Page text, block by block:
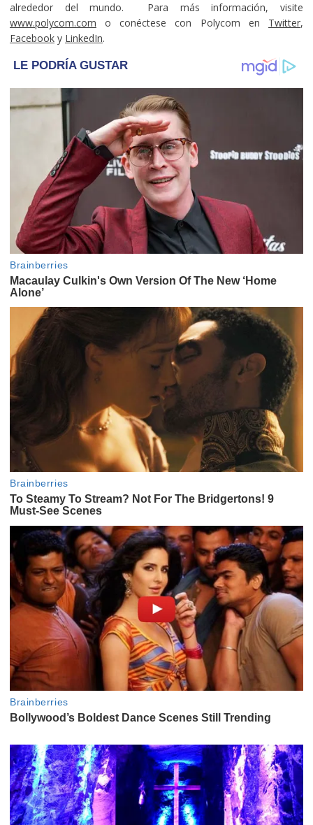
alrededor del mundo. Para más información, visite
www.polycom.com o conéctese con Polycom en Twitter,
Facebooky LinkedIn.